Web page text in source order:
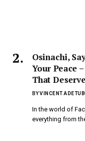
Osinachi,
Your Peace
That
BYVINCENT
In the world of
everything from